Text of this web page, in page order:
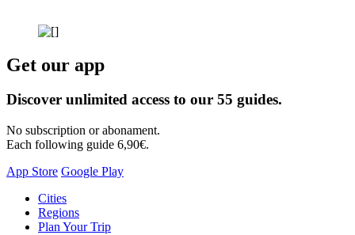
Get our app
Discover unlimited access to our 55 guides.
No subscription or abonament.
Each following guide 6,90€.
App Store Google Play
Skip
content
Cities
Regions
Plan Your Trip